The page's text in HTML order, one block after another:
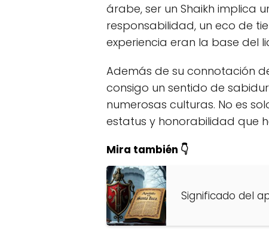
árabe, ser un Shaikh implica
responsabilidad, un eco de
experiencia eran la base del
Además de su connotación
consigo un sentido de
numerosas culturas. No es
estatus y honorabilidad que
Mira también 👇
Significado del